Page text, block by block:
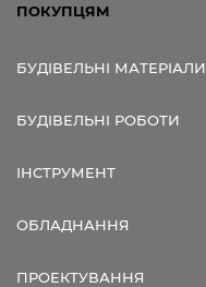
ПОКУПЦЯМ
БУДІВЕЛЬНІ МАТЕРІАЛИ
БУДІВЕЛЬНІ РОБОТИ
ІНСТРУМЕНТ
ОБЛАДНАННЯ
ПРОЕКТУВАННЯ